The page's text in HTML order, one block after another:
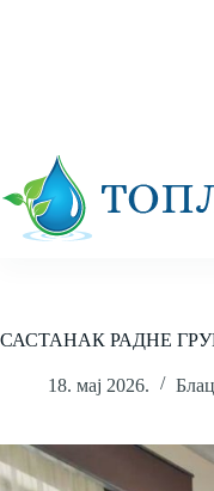
САСТАНАК РАДНЕ
18. мај 2026.